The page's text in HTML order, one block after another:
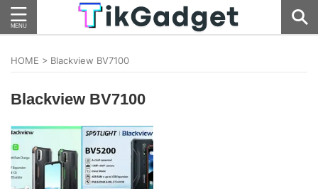
HOME > Blackview BV7100
Blackview BV7100